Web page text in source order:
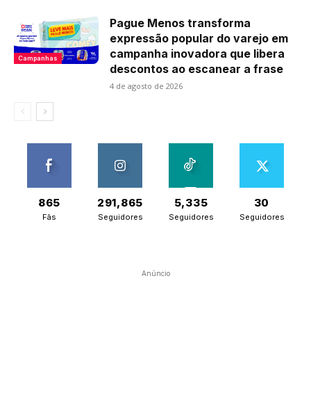
Campanhas
Pague Menos transforma
expressão popular do varejo em
campanha inovadora que libera
descontos ao escanear a frase
4 de agosto de 2026
865
Fãs
291,865
Seguidores
5,335
Seguidores
30
Seguidores
Anúncio